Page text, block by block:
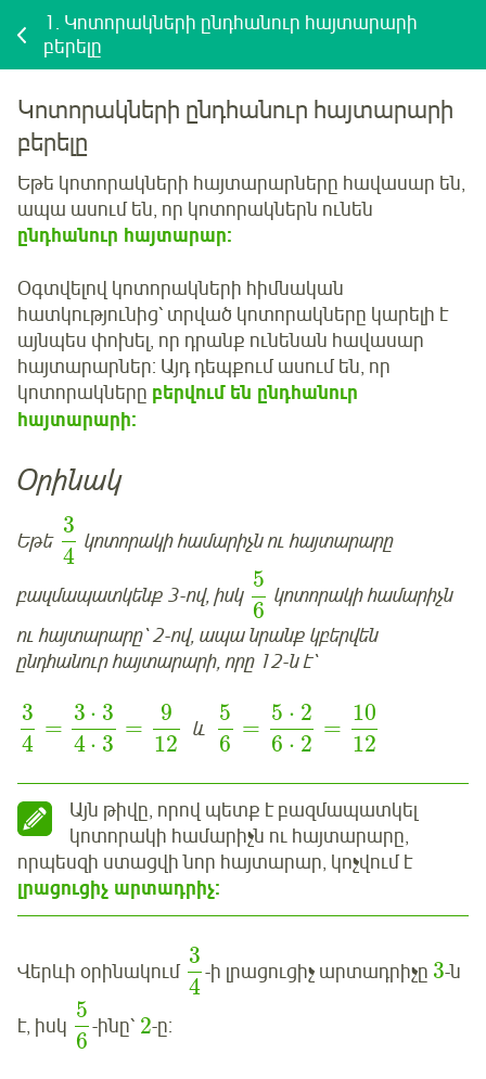
1. Կոտորակների ընդհանուր հայտարարի
բերելը
Կոտորակների ընդհանուր հայտարարի
բերելը
Եթե կոտորակների հայտարարները հավասար են,
ապա ասում են, որ կոտորակներն ունեն
ընդհանուր հայտարար:
Օգտվելով կոտորակների հիմնական
հատկությունից՝ տրված կոտորակները կարելի է
այնպես փոխել, որ դրանք ունենան հավասար
հայտարարներ: Այդ դեպքում ասում են, որ
կոտորակները բերվում են ընդհանուր
հայտարարի:
Օրինակ
Եթե
3
4
կոտորակի համարիչն ու հայտարարը
բազմապատկենք 3-ով, իսկ
5
6
կոտորակի համարիչն
ու հայտարարը՝ 2-ով, ապա նրանք կբերվեն
ընդհանուր հայտարարի, որը 12-ն է՝
3
4
=
3 ⋅ 3
4 ⋅ 3
=
9
12
և
5
6
=
5 ⋅ 2
6 ⋅ 2
=
10
12
Այն թիվը, որով պետք է բազմապատկել
կոտորակի համարիչն ու հայտարարը,
որպեսզի ստացվի նոր հայտարար, կոչվում է
լրացուցիչ արտադրիչ:
Վերևի օրինակում
3
4
-ի լրացուցիչ արտադրիչը 3-ն
է, իսկ
5
6
-ինը՝ 2-ը: